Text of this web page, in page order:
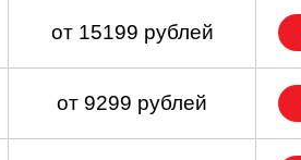
от 15199 рублей
от 9299 рублей